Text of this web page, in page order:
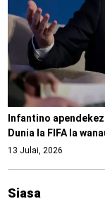
Infantino
Dunia la FIFA la
13 Julai, 2026
Siasa